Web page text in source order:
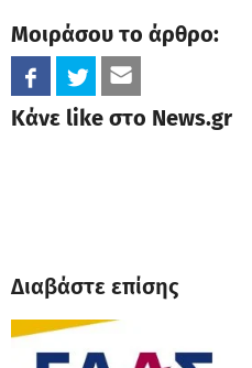
Μοιράσου το άρθρο:
Κάνε like στο News.gr
Διαβάστε επίσης